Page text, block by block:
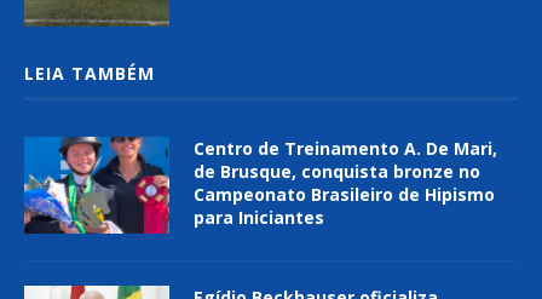
LEIA TAMBÉM
Centro de Treinamento A. De Mari,
de Brusque, conquista bronze no
Campeonato Brasileiro de Hipismo
para Iniciantes